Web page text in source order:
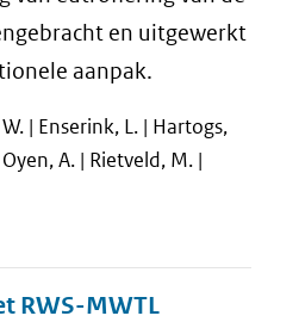
en uitgewerkt
aanpak.
| Enserink, L. | Hartogs,
A. | Rietveld, M. |
RWS-MWTL